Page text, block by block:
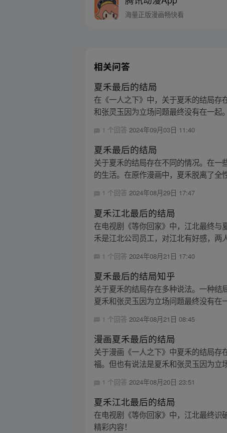
海量正版漫画畅快看
相关问答
夏禾最后的结局
在《一人之下》中，关于夏禾的结局
和张灵玉因为立场问题最终没有在一起
1 个回答2024年09月03日 11:40
夏禾最后的结局
关于夏禾的结局存在不同的情况。在
的生活。在原作漫画中，夏禾脱离了全
1 个回答2024年08月29日 17:47
夏禾江北最后的结局
在电视剧《等你回家》中，江北最终
禾是江北公司员工，对江北有好感，两
1 个回答 2024年08月21日 17:40
夏禾最后的结局知乎
关于夏禾的结局存在多种说法。一种
夏禾和张灵玉因为立场问题最终没有在
1 个回答 2024年08月21日 08:45
漫画夏禾最后的结局
关于漫画《一人之下》中夏禾的结局
福。但也有说法是夏禾和张灵玉因为立
1 个回答2024年08月20日 23:51
夏禾江北最后的结局
在电视剧《等你回家》中，江北最终
精彩内容！